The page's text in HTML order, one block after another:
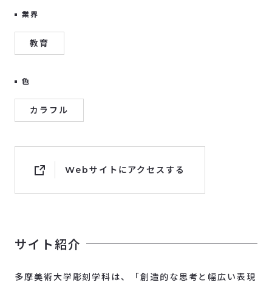
業界
教育
色
カラフル
Webサイトにアクセスする
サイト紹介
多摩美術大学彫刻学科は、「創造的な思考と幅広い表現